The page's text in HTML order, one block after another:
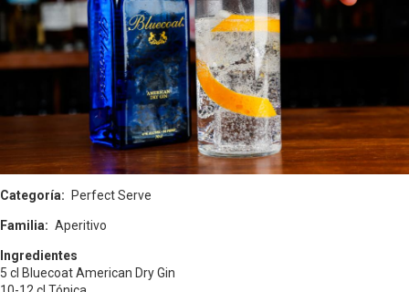
Categoría Perfect Serve
Familia Aperitivo
Ingredientes
5 cl Bluecoat American Dry Gin